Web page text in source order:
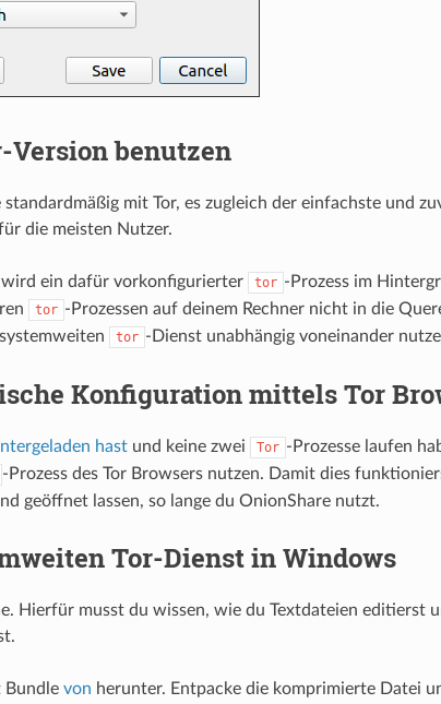
benutzen
mit Tor, es zugleich der einfachste und
die meisten Nutzer.
ein dafür vorkonfigurierter tor -Prozess im
tor -Prozessen auf deinem Rechner nicht in die
tor -Dienst unabhängig voneinander
Konfiguration mittels Tor
hastund keine zwei Tor -Prozesse laufen
-Prozess des Tor Browsers nutzen. Damit dies
geöffnet lassen, so lange du OnionShare nutzt.
Tor-Dienst in Windows
Hierfür musst du wissen, wie du Textdateien editierst
Bundle von herunter. Entpacke die komprimierte Datei